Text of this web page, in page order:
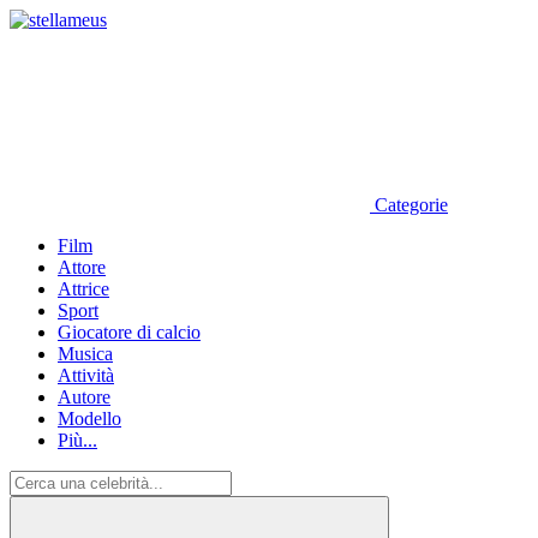
Categorie
Film
Attore
Attrice
Sport
Giocatore di calcio
Musica
Attività
Autore
Modello
Più...